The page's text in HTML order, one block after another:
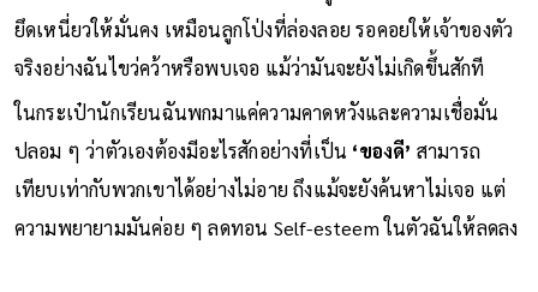
ยึดเหนี่ยวให้มั่นคง เหมือนลูกโป่งที่ล่องลอย รอคอยให้เจ้าของตัว
จริงอย่างฉันไขว่คว้าหรือพบเจอ แม้ว่ามันจะยังไม่เกิดขึ้นสักที
ในกระเป๋านักเรียนฉันพกมาแค่ความคาดหวังและความเชื่อมั่น
ปลอม ๆ ว่าตัวเองต้องมีอะไรสักอย่างที่เป็น ‘ของดี’ สามารถ
เทียบเท่ากับพวกเขาได้อย่างไม่อาย ถึงแม้จะยังค้นหาไม่เจอ แต่
ความพยายามมันค่อย ๆ ลดทอน Self-esteem ในตัวฉันให้ลดลง